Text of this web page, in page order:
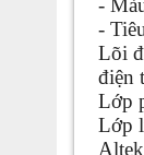
-
-
Lõi
điện
Lớp
Lớp